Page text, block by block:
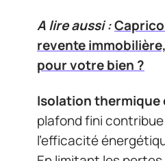
A lire aussi :
revente
pour votre bien ?
Isolation thermique
plafond fini
l’efficacité